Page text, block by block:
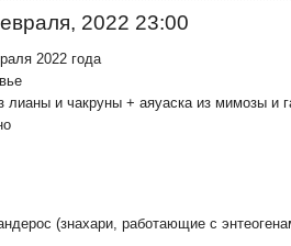
2022 23:00
2022 года
лианы и чакруны + аяуаска из мимозы и
(знахари, работающие с